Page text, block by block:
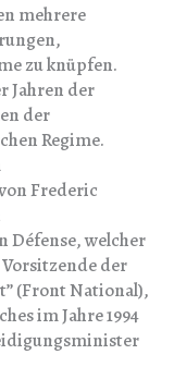
mehrere
zu knüpfen.
Jahren der
der
Regime.
Frederic
Défense, welcher
der
(Front National),
im Jahre 1994